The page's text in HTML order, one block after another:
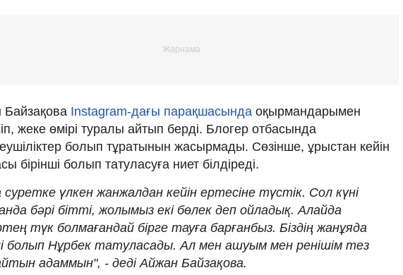
Instagram-дағы парақшасында оқырмандарымен
жеке өмірі туралы айтып берді. Блогер отбасында
болып тұратынын жасырмады. Сөзінше, ұрыстан кейін
бірінші болып татуласуға ниет білдіреді.
үлкен жанжалдан кейін ертесіне түстік. Сол күні
бәрі бітті, жолымыз екі бөлек деп ойладық. Алайда
түк болмағандай бірге тауға барғанбыз. Біздің жанұяда
болып Нұрбек татуласады. Ал мен ашуым мен ренішім тез
адаммын", - деді Айжан Байзақова.